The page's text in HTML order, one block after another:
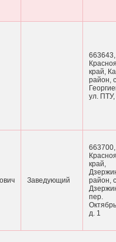
663643,
край,
район,
ул.
Заведующий
663700,
край,
район,
пер.
д. 1